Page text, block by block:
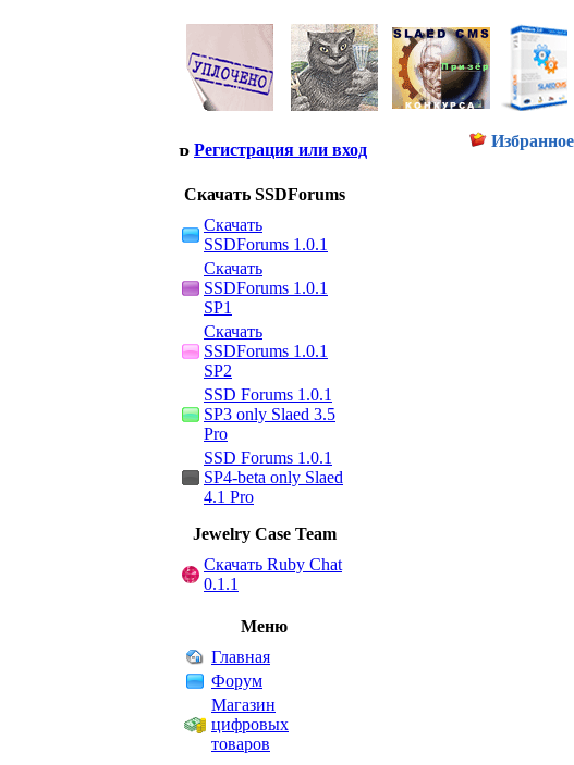
Регистрация или вход
Скачать SSDForums
Скачать
SSDForums 1.0.1
Скачать
SSDForums 1.0.1
SP1
Скачать
SSDForums 1.0.1
SP2
SSD Forums 1.0.1
SP3 only Slaed 3.5
Pro
SSD Forums 1.0.1
SP4-beta only Slaed
4.1 Pro
Jewelry Сase Team
Скачать Ruby Chat
0.1.1
Меню
Главная
Форум
Магазин
цифровых
товаров